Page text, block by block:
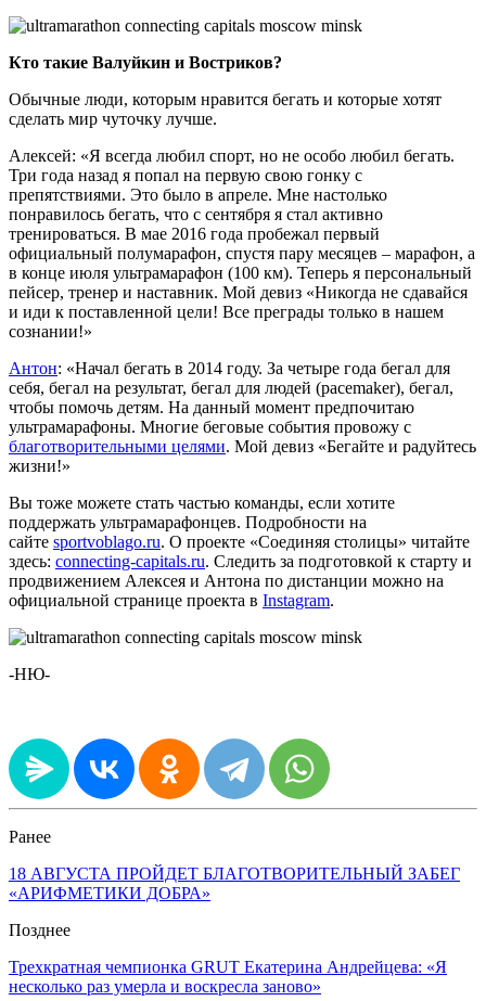
Кто такие Валуйкин и Востриков?
Обычные люди, которым нравится бегать и которые хотят
сделать мир чуточку лучше.
Алексей: «Я всегда любил спорт, но не особо любил бегать.
Три года назад я попал на первую свою гонку с
препятствиями. Это было в апреле. Мне настолько
понравилось бегать, что с сентября я стал активно
тренироваться. В мае 2016 года пробежал первый
официальный полумарафон, спустя пару месяцев – марафон, а
в конце июля ультрамарафон (100 км). Теперь я персональный
пейсер, тренер и наставник. Мой девиз «Никогда не сдавайся
и иди к поставленной цели! Все преграды только в нашем
сознании!»
Антон: «Начал бегать в 2014 году. За четыре года бегал для
себя, бегал на результат, бегал для людей (pacemaker), бегал,
чтобы помочь детям. На данный момент предпочитаю
ультрамарафоны. Многие беговые события провожу с
благотворительными целями. Мой девиз «Бегайте и радуйтесь
жизни!»
Вы тоже можете стать частью команды, если хотите
поддержать ультрамарафонцев. Подробности на
сайте sportvoblago.ru. О проекте «Соединяя столицы» читайте
здесь: connecting-capitals.ru. Следить за подготовкой к старту и
продвижением Алексея и Антона по дистанции можно на
официальной странице проекта в Instagram.
-НЮ-
Ранее
18 АВГУСТА ПРОЙДЕТ БЛАГОТВОРИТЕЛЬНЫЙ ЗАБЕГ
«АРИФМЕТИКИ ДОБРА»
Позднее
Трехкратная чемпионка GRUT Екатерина Андрейцева: «Я
несколько раз умерла и воскресла заново»